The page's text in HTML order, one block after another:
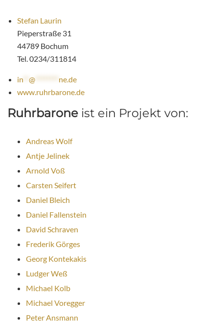
Stefan Laurin
Pieperstraße 31
44789 Bochum
Tel. 0234/311814
in @
ne.de
www.ruhrbarone.de
Ruhrbarone ist ein Projekt von:
Andreas Wolf
Antje Jelinek
Arnold Voß
Carsten Seifert
Daniel Bleich
Daniel Fallenstein
David Schraven
Frederik Görges
Georg Kontekakis
Ludger Weß
Michael Kolb
Michael Voregger
Peter Ansmann